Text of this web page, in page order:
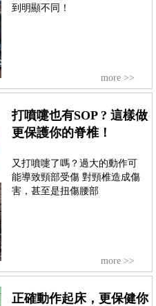
到明顯不同！
more >>
打噴嚏也有SOP ? 這樣做
更保護你的脊椎！
又打噴嚏了嗎？過大的動作可
能導致頸部受傷 對頸椎造成傷
害，甚至是扭傷腰部
more >>
正確動作起床，更保健你